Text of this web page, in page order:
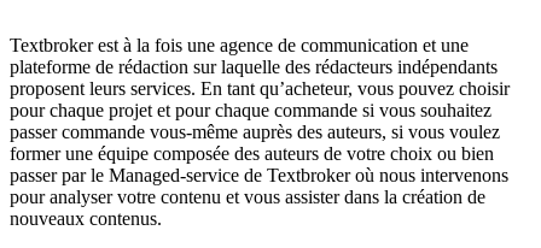
Textbroker est à la fois une agence de communication et une
plateforme de rédaction sur laquelle des rédacteurs indépendants
proposent leurs services. En tant qu’acheteur, vous pouvez choisir
pour chaque projet et pour chaque commande si vous souhaitez
passer commande vous-même auprès des auteurs, si vous voulez
former une équipe composée des auteurs de votre choix ou bien
passer par le Managed-service de Textbroker où nous intervenons
pour analyser votre contenu et vous assister dans la création de
nouveaux contenus.